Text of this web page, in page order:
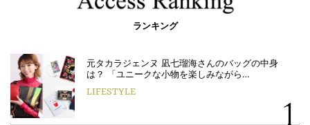
ランキング
元タカラジェンヌ 凪七瑠海さんのバッグの中身
は？ 「ユニークな小物を楽しみながら…
LIFESTYLE